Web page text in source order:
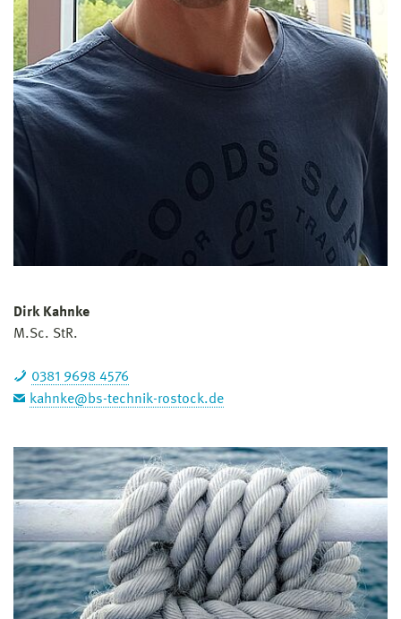
Dirk Kahnke
M.Sc. StR.
0381 9698 4576
kahnke@bs-technik-rostock.de